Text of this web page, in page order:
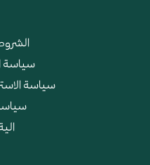
سياسة
سياسة